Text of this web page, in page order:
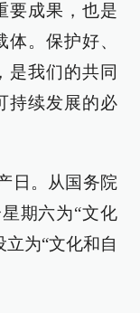
要成果，也是
。保护好、
是我们的共同
持续发展的必
日。从国务院
期六为“文化
为“文化和自